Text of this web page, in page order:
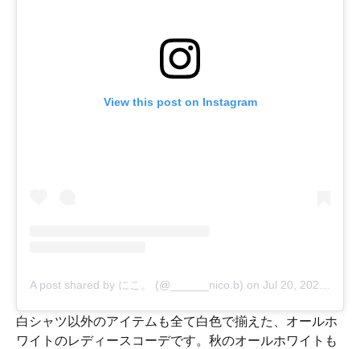
View this post on Instagram
A post shared by にこ。 (@______nico.b) on Jul 20, 2020 at 2:06pm PDT
白シャツ以外のアイテムも全て白色で揃えた、オールホ
ワイトのレディースコーデです。秋のオールホワイトも